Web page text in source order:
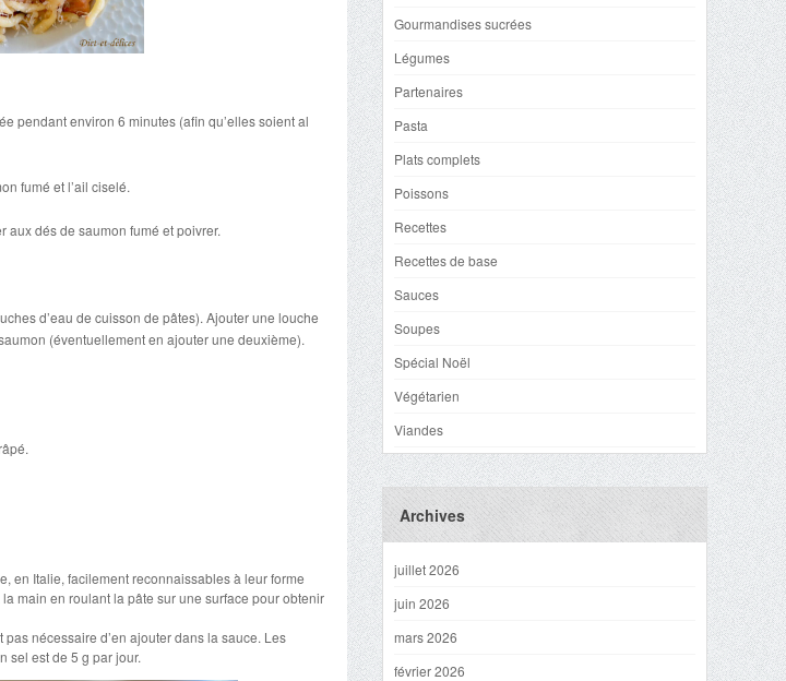
pendant environ 6 minutes (afin qu’elles soient al
fumé et l’ail ciselé.
aux dés de saumon fumé et poivrer.
d’eau de cuisson de pâtes). Ajouter une louche
(éventuellement en ajouter une deuxième).
en Italie, facilement reconnaissables à leur forme
main en roulant la pâte sur une surface pour obtenir
nécessaire d’en ajouter dans la sauce. Les
sel est de 5 g par jour.
Gourmandises sucrées
Légumes
Partenaires
Pasta
Plats complets
Poissons
Recettes
Recettes de base
Sauces
Soupes
Spécial Noël
Végétarien
Viandes
Archives
juillet 2026
juin 2026
mars 2026
février 2026